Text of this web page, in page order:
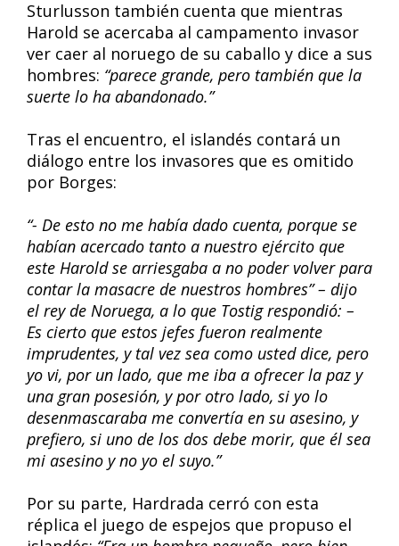
Sturlusson también cuenta que mientras
Harold se acercaba al campamento invasor
ver caer al noruego de su caballo y dice a sus
hombres: “parece grande, pero también que la
suerte lo ha abandonado.”
Tras el encuentro, el islandés contará un
diálogo entre los invasores que es omitido
por Borges:
“- De esto no me había dado cuenta, porque se
habían acercado tanto a nuestro ejército que
este Harold se arriesgaba a no poder volver para
contar la masacre de nuestros hombres” – dijo
el rey de Noruega, a lo que Tostig respondió: –
Es cierto que estos jefes fueron realmente
imprudentes, y tal vez sea como usted dice, pero
yo vi, por un lado, que me iba a ofrecer la paz y
una gran posesión, y por otro lado, si yo lo
desenmascaraba me convertía en su asesino, y
prefiero, si uno de los dos debe morir, que él sea
mi asesino y no yo el suyo.”
Por su parte, Hardrada cerró con esta
réplica el juego de espejos que propuso el